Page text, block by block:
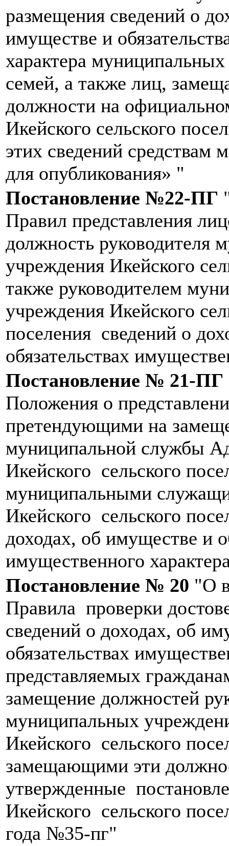
размещения сведений о
имуществе и
характера
семей, а также лиц,
должности на
Икейского сельского
этих сведений средствам
для опубликования» "
Постановление №22-ПГ
Правил представления
должность руководителя
учреждения Икейского
также руководителем
учреждения Икейского
поселения сведений о
обязательствах
Постановление № 21-ПГ
Положения о
претендующими на
муниципальной службы
Икейского сельского
муниципальными
Икейского сельского
доходах, об имуществе и
имущественного
Постановление № 20 "О
Правила проверки
сведений о доходах, об
обязательствах
представляемых
замещение должностей
муниципальных
Икейского сельского
замещающими эти
утвержденные
Икейского сельского
года №35-пг"